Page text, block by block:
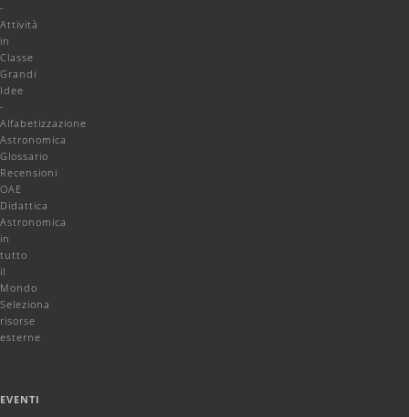
-
Attività
in
Classe
Grandi
Idee
-
Alfabetizzazione
Astronomica
Glossario
Recensioni
OAE
Didattica
Astronomica
in
tutto
il
Mondo
Seleziona
risorse
esterne
EVENTI